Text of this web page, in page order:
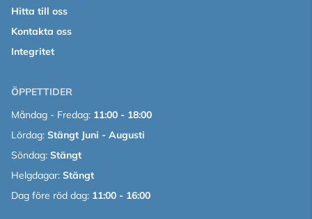
Hitta till oss
Kontakta oss
Integritet
ÖPPETTIDER
Måndag - Fredag: 11:00 - 18:00
Lördag: Stängt Juni - Augusti
Söndag: Stängt
Helgdagar: Stängt
Dag före röd dag: 11:00 - 16:00